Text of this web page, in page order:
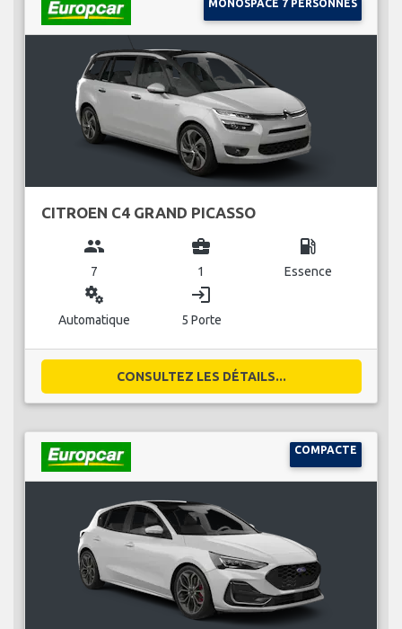
MONOSPACE 7 PERSONNES
CITROEN C4 GRAND PICASSO
group
7
business_center
1
local_gas_station
Essence
miscellaneous_services
Automatique
login
5 Porte
CONSULTEZ LES DÉTAILS...
COMPACTE